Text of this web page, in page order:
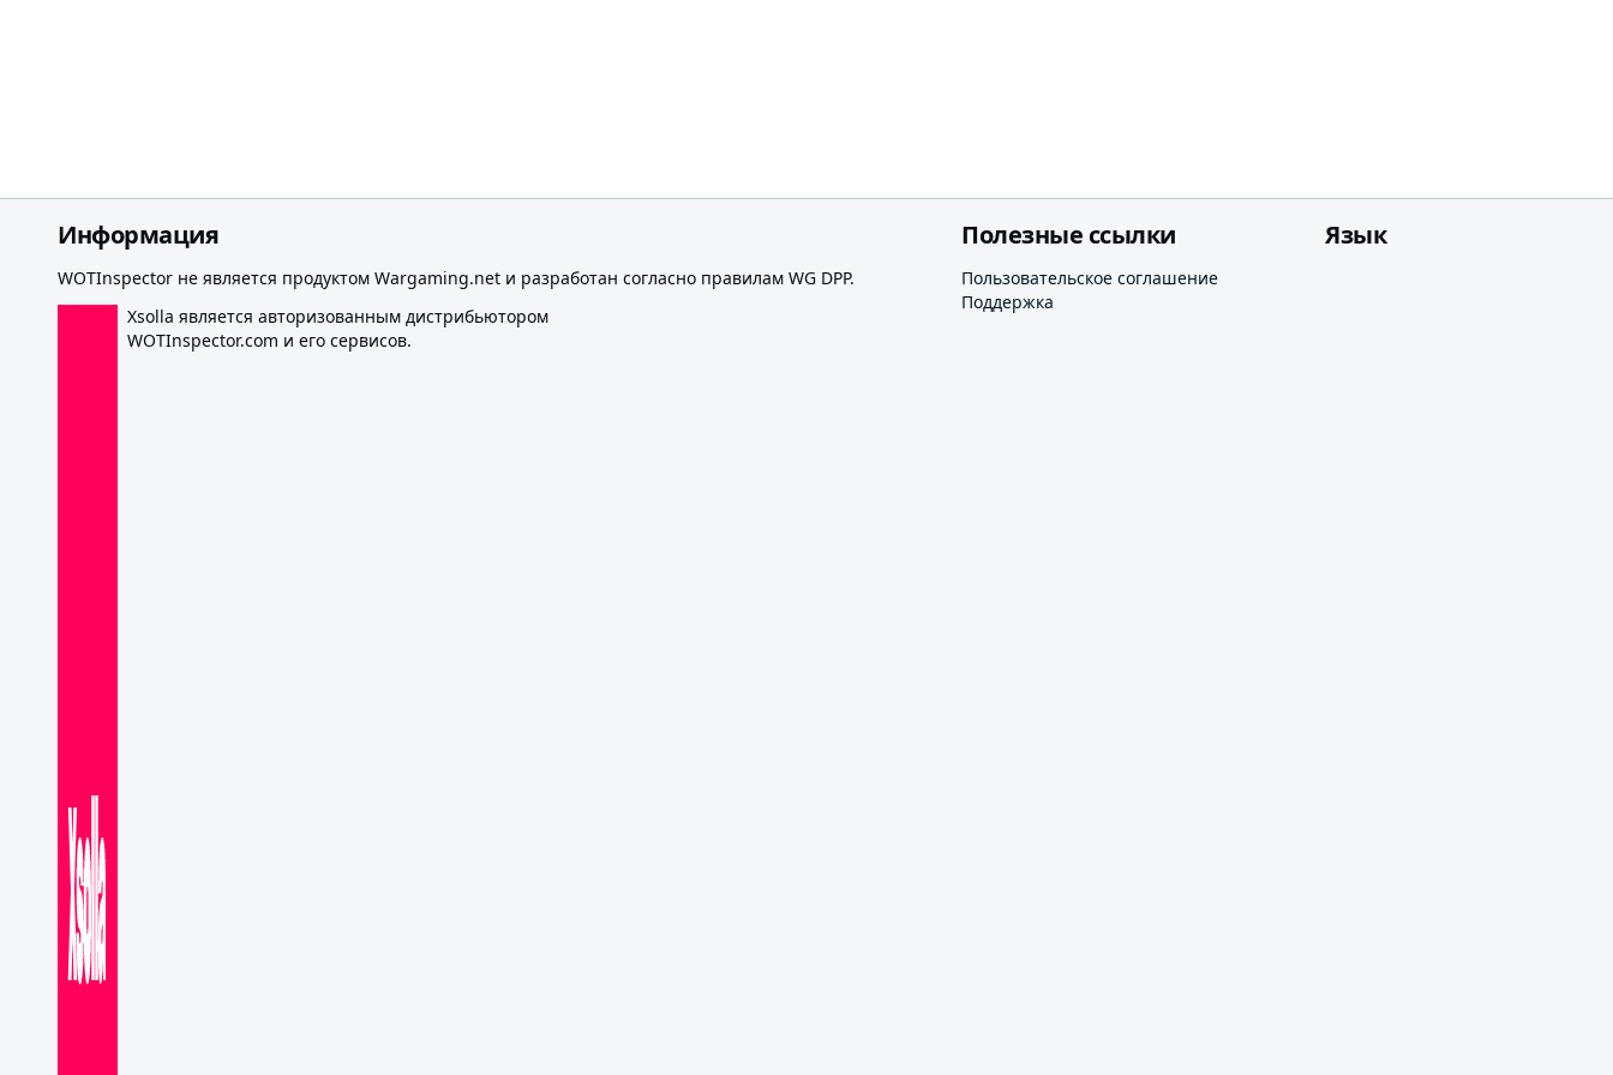
Информация
WOTInspector не является продуктом Wargaming.net и разработан согласно правилам WG DPP.
Xsolla является авторизованным дистрибьютором
WOTInspector.com и его сервисов.
Полезные ссылки
Пользовательское соглашение
Поддержка
Язык